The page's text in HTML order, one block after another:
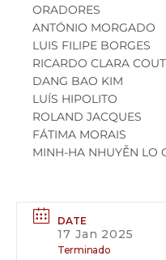
ORADORES
ANTÓNIO MORGADO
LUIS FILIPE BORGES
RICARDO CLARA
DANG BAO KIM
LUÍS HIPOLITO
ROLAND JACQUES
FÁTIMA MORAIS
MINH-HA NHUYỄN LO
DATE
17 Jan 2025
Terminado